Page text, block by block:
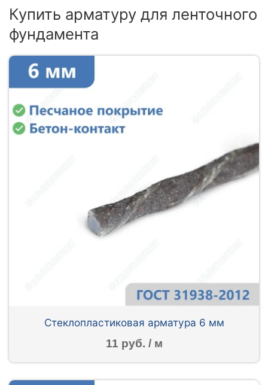
Купить арматуру для ленточного
фундамента
Стеклопластиковая арматура 6 мм
11 руб. / м